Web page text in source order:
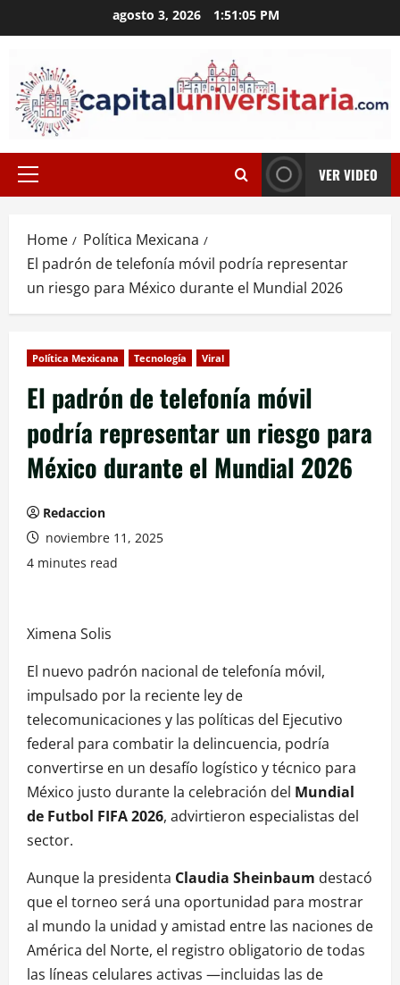
to
agosto 3, 2026 1:51:06 PM
Primary
VER VIDEO
Home
Política Mexicana
El padrón de telefonía móvil podría representar
un riesgo para México durante el Mundial 2026
Política Mexicana Tecnología Viral
El padrón de telefonía móvil
podría representar un riesgo para
México durante el Mundial 2026
Redaccion
noviembre 11, 2025
4 minutes read
Ximena Solis
El nuevo padrón nacional de telefonía móvil,
impulsado por la reciente ley de
telecomunicaciones y las políticas del Ejecutivo
federal para combatir la delincuencia, podría
convertirse en un desafío logístico y técnico para
México justo durante la celebración del Mundial
de Futbol FIFA 2026, advirtieron especialistas del
sector.
Aunque la presidenta Claudia Sheinbaum destacó
que el torneo será una oportunidad para mostrar
al mundo la unidad y amistad entre las naciones de
América del Norte, el registro obligatorio de todas
las líneas celulares activas —incluidas las de